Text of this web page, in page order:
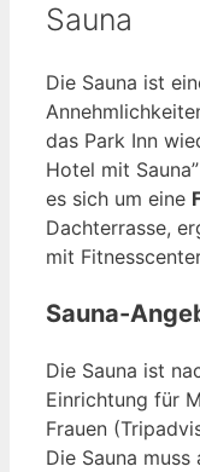
Sauna
Die Sauna ist
das Park Inn
Hotel mit
es sich um eine
Dachterrasse,
mit
Sauna-
Die Sauna ist
Einrichtung für
Frauen
Die Sauna